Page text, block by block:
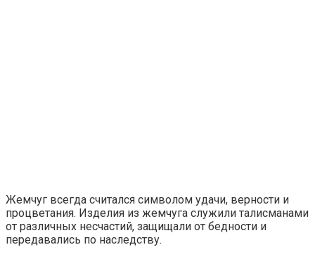
Жемчуг всегда считался символом удачи, верности и
процветания. Изделия из жемчуга служили талисманами
от различных несчастий, защищали от бедности и
передавались по наследству.